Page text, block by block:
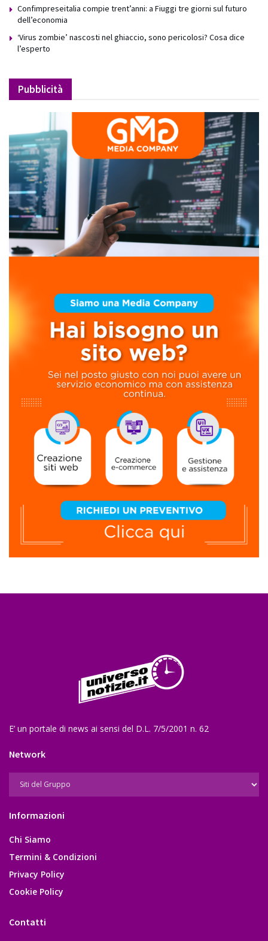
Confimpreseitalia compie trent’anni: a Fiuggi tre giorni sul futuro
dell’economia
‘Virus zombie’ nascosti nel ghiaccio, sono pericolosi? Cosa dice
l’esperto
Pubblicità
E’ un portale di news ai sensi del D.L. 7/5/2001 n. 62
Network
Informazioni
Chi Siamo
Termini & Condizioni
Privacy Policy
Cookie Policy
Contatti